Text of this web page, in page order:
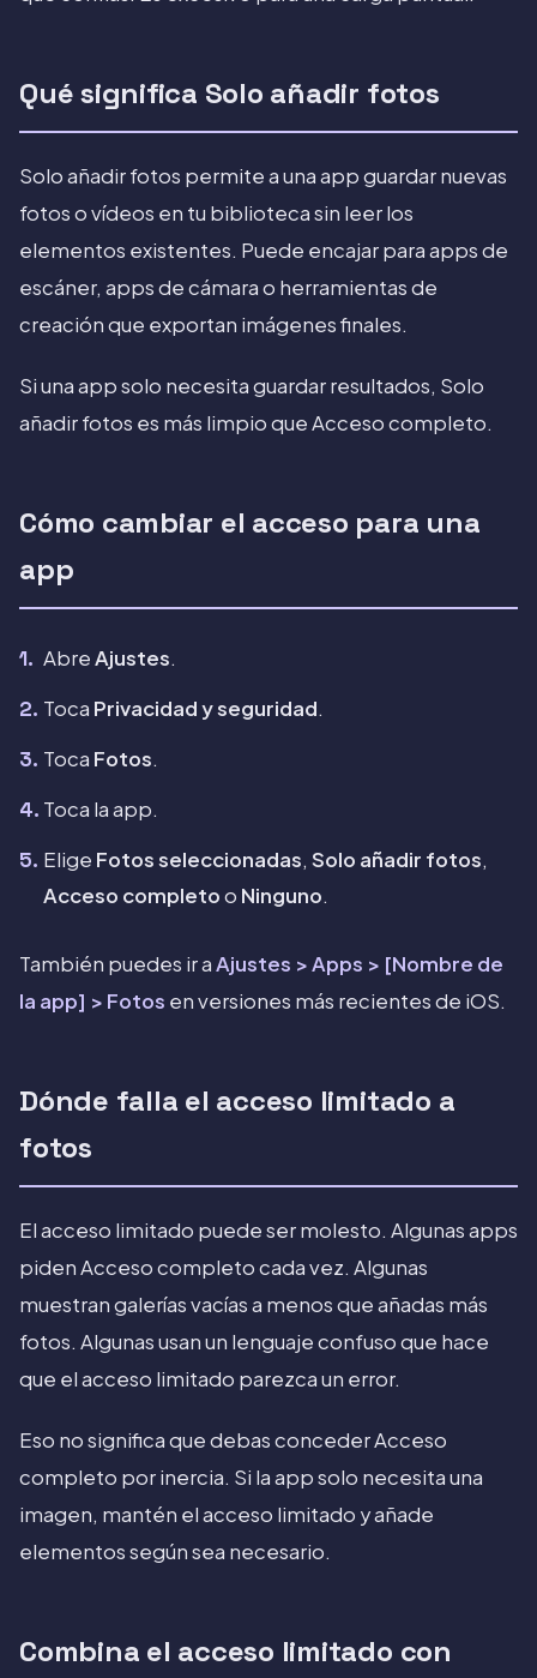
Qué significa Solo añadir fotos
Solo añadir fotos permite a una app guardar nuevas
fotos o vídeos en tu biblioteca sin leer los
elementos existentes. Puede encajar para apps de
escáner, apps de cámara o herramientas de
creación que exportan imágenes finales.
Si una app solo necesita guardar resultados, Solo
añadir fotos es más limpio que Acceso completo.
Cómo cambiar el acceso para una
app
AbreAjustes.
Toca Privacidad y seguridad.
Toca Fotos.
Toca la app.
Elige Fotos seleccionadas, Solo añadir fotos,
Acceso completoo Ninguno.
También puedes ir aAjustes > Apps > [Nombre de
la app] > Fotos en versiones más recientes de iOS.
Dónde falla el acceso limitado a
fotos
El acceso limitado puede ser molesto. Algunas apps
piden Acceso completo cada vez. Algunas
muestran galerías vacías a menos que añadas más
fotos. Algunas usan un lenguaje confuso que hace
que el acceso limitado parezca un error.
Eso no significa que debas conceder Acceso
completo por inercia. Si la app solo necesita una
imagen, mantén el acceso limitado y añade
elementos según sea necesario.
Combina el acceso limitado con